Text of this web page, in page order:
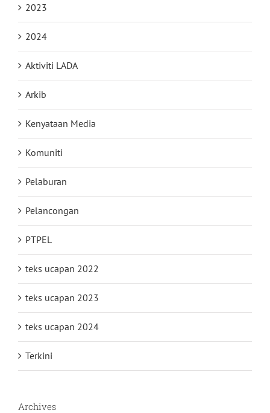
2023
2024
Aktiviti LADA
Arkib
Kenyataan Media
Komuniti
Pelaburan
Pelancongan
PTPEL
teks ucapan 2022
teks ucapan 2023
teks ucapan 2024
Terkini
Archives